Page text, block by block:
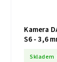
Kamera
S6 - 3,6
Skladem